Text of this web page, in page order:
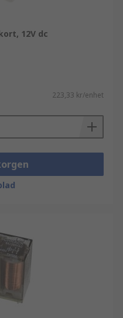
12V dc
223,33 kr/enhet